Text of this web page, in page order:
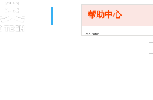
帮助中心
首页